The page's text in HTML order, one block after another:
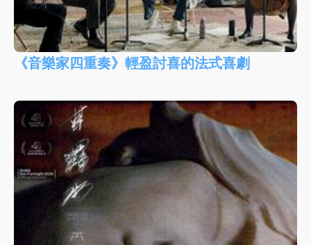
《音樂家四重奏》輕盈討喜的法式喜劇